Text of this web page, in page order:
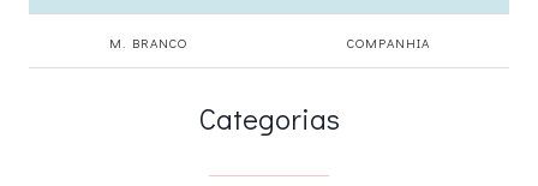
M. BRANCO COMPANHIA
Categorias